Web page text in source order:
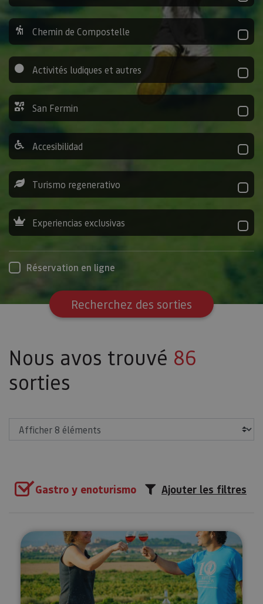
Chemin de Compostelle
Activités ludiques et autres
San Fermin
Accesibilidad
Turismo regenerativo
Experiencias exclusivas
Réservation en ligne
Recherchez des sorties
Nous avos trouvé 86
sorties
Gastro y enoturismo Ajouter les filtres
Visita a viñedo y Bodegas